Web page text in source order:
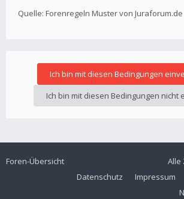
Quelle: Forenregeln Muster von Juraforum.de
Foren-Übersicht Alle
Impressum
Datenschutz